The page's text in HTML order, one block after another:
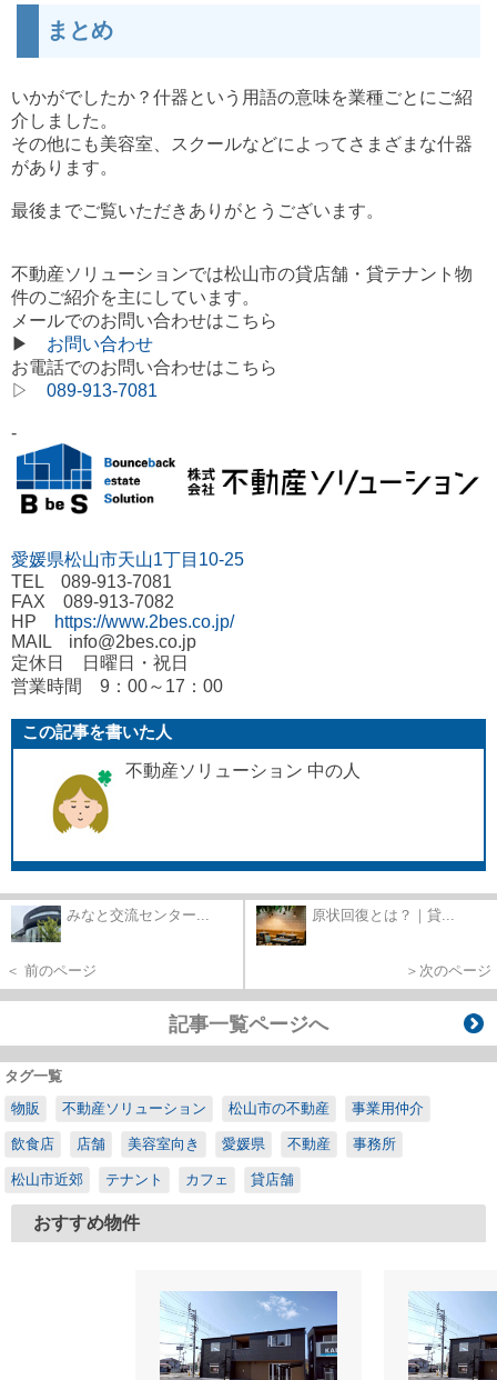
まとめ
いかがでしたか？ 什器という用語の意味を業種ごとにご紹
介しました。
その他にも美容室、スクールなどによってさまざまな什器
があります。
最後までご覧いただきありがとうございます。
不動産ソリューションでは松山市の貸店舗・貸テナント物
件のご紹介を主にしています。
メールでのお問い合わせはこちら
▶ お問い合わせ
お電話でのお問い合わせはこちら
▷ 089-913-7081
-
愛媛県松山市天山1丁目10-25
TEL 089-913-7081
FAX 089-913-7082
HP
https://www.2bes.co.jp/
MAIL info@2bes.co.jp
定休日 日曜日・祝日
営業時間 9：00～17：00
この記事を書いた人
不動産ソリューション 中の人
みなと交流センター...
＜ 前のページ
原状回復とは？｜貸...
＞次のページ
記事一覧ページへ
タグ一覧
物販
不動産ソリューション 松山市の不動産 事業用仲介
飲食店 店舗 美容室向き 愛媛県 不動産 事務所
松山市近郊 テナント カフェ 貸店舗
おすすめ物件